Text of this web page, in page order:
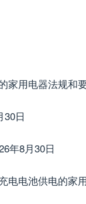
家用电器法规和
30日
年8月30日
电电池供电的家